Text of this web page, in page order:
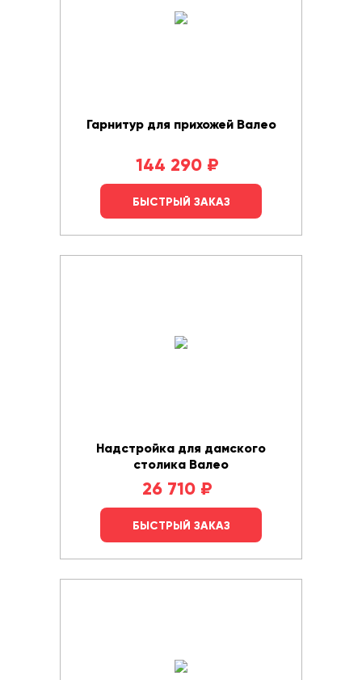
Гарнитур для прихожей Валео
144 290 ₽
БЫСТРЫЙ ЗАКАЗ
Надстройка для дамского
столика Валео
26 710 ₽
БЫСТРЫЙ ЗАКАЗ